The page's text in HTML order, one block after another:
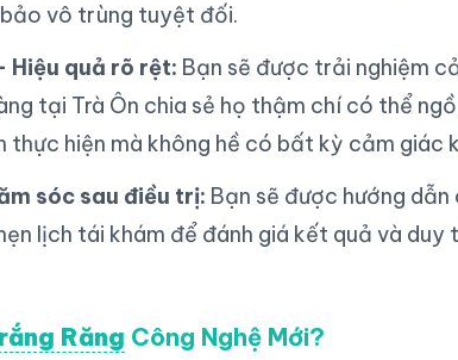
vô trùng tuyệt đối.
Hiệu quả rõ rệt: Bạn sẽ được trải nghiệm
tại Trà Ôn chia sẻ họ thậm chí có thể
thực hiện mà không hề có bất kỳ cảm giác
sóc sau điều trị: Bạn sẽ được hướng
lịch tái khám để đánh giá kết quả và duy
Răng Công Nghệ Mới?